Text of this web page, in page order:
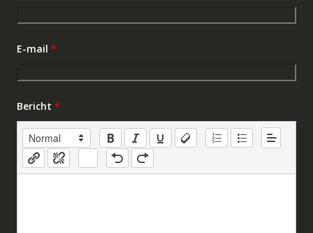
E-mail *
Bericht *